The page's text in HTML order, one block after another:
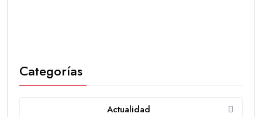
Categorías
Actualidad